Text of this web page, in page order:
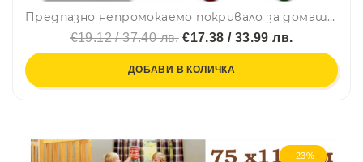
Предпазно непромокаемо покривало за домашните любимци в автомобила
€19.12 / 37.40 лв.€17.38 / 33.99 лв.
ДОБАВИ В КОЛИЧКА
-23%